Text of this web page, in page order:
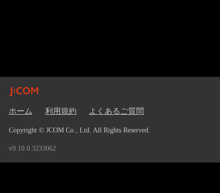
ホーム 利用規約 よくあるご質問
Copyright © JCOM Co., Ltd. All Rights Reserved.
v9.10.0.3233062